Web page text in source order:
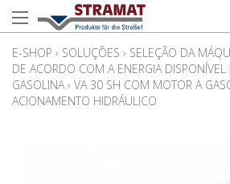
E-SHOP › SOLUÇÕES › SELEÇÃO DA
DE ACORDO COM A ENERGIA DISPONÍVEL
GASOLINA › VA 30 SH COM MOTOR A
ACIONAMENTO HIDRÁULICO